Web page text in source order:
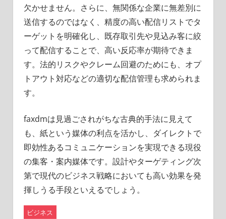
欠かせません。さらに、無関係な企業に無差別に
送信するのではなく、精度の高い配信リストでタ
ーゲットを明確化し、既存取引先や見込み客に絞
って配信することで、高い反応率が期待できま
す。法的リスクやクレーム回避のためにも、オプ
トアウト対応などの適切な配信管理も求められま
す。
faxdmは見過ごされがちな古典的手法に見えて
も、紙という媒体の利点を活かし、ダイレクトで
即効性あるコミュニケーションを実現できる現役
の集客・案内媒体です。設計やターゲティング次
第で現代のビジネス戦略においても高い効果を発
揮しうる手段といえるでしょう。
ビジネス